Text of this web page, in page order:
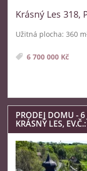
Krásný Les 318,
Užitná plocha: 360
6 700 000 Kč
PRODEJ DOMU -
KRÁSNÝ LES,